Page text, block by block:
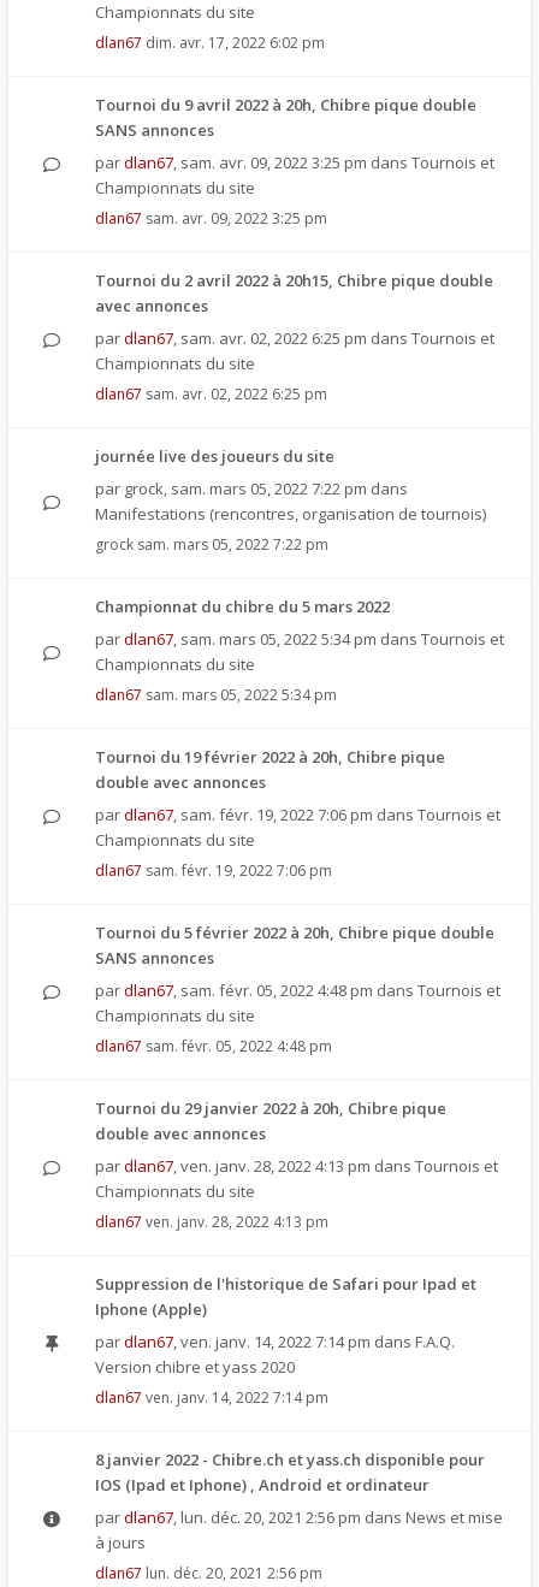
Championnats du site
dlan67 dim. avr. 17, 2022 6:02 pm
Tournoi du 9 avril 2022 à 20h, Chibre pique double
SANS annonces
pardlan67, sam. avr. 09, 2022 3:25 pm dans Tournois et
Championnats du site
dlan67 sam. avr. 09, 2022 3:25 pm
Tournoi du 2 avril 2022 à 20h15, Chibre pique double
avec annonces
pardlan67, sam. avr. 02, 2022 6:25 pm dans Tournois et
Championnats du site
dlan67 sam. avr. 02, 2022 6:25 pm
journée live des joueurs du site
par grock, sam. mars 05, 2022 7:22 pm dans
Manifestations (rencontres, organisation de tournois)
grock sam. mars 05, 2022 7:22 pm
Championnat du chibre du 5 mars 2022
pardlan67, sam. mars 05, 2022 5:34 pm dans Tournois et
Championnats du site
dlan67 sam. mars 05, 2022 5:34 pm
Tournoi du 19 février 2022 à 20h, Chibre pique
double avec annonces
pardlan67, sam. févr. 19, 2022 7:06 pm dans Tournois et
Championnats du site
dlan67 sam. févr. 19, 2022 7:06 pm
Tournoi du 5 février 2022 à 20h, Chibre pique double
SANS annonces
pardlan67, sam. févr. 05, 2022 4:48 pm dans Tournois et
Championnats du site
dlan67 sam. févr. 05, 2022 4:48 pm
Tournoi du 29 janvier 2022 à 20h, Chibre pique
double avec annonces
pardlan67,ven. janv. 28, 2022 4:13 pm dans Tournois et
Championnats du site
dlan67 ven. janv. 28, 2022 4:13 pm
Suppression de l'historique de Safari pour Ipad et
Iphone (Apple)
pardlan67,ven. janv. 14, 2022 7:14 pm dans F.A.Q.
Version chibre et yass 2020
dlan67 ven. janv. 14, 2022 7:14 pm
8 janvier 2022 - Chibre.ch et yass.ch disponible pour
IOS (Ipad et Iphone) , Android et ordinateur
pardlan67, lun. déc. 20, 2021 2:56 pm dans News et mise
à jours
dlan67 lun. déc. 20, 2021 2:56 pm